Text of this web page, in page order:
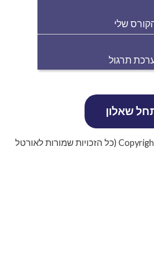
שלי
תרגול
Copyright © 2025 ortalraisman.co.il (כל הזכויות שמורות לאורטל